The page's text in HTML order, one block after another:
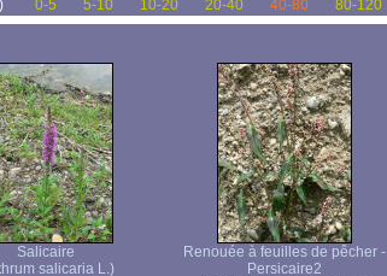
0-5 5-10 10-20 20-40 40-80 80-120
Salicaire
salicaria L.)
Renouée à feuilles de pêcher -
Persicaire2